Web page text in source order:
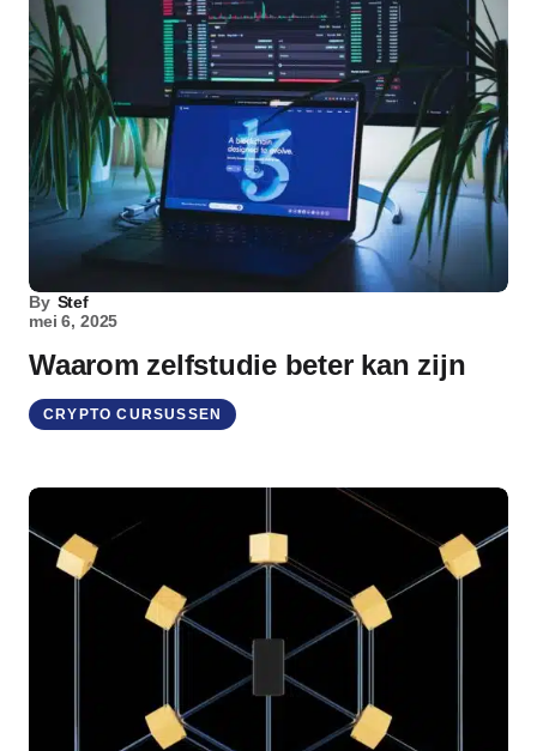
By Stef
mei 6, 2025
Waarom zelfstudie beter kan zijn
CRYPTO CURSUSSEN